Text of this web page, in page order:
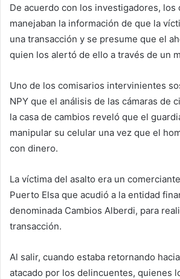
De acuerdo con los investigadores, los
manejaban la información de que la
una transacción y se presume que el
quien los alertó de ello a través de un
Uno de los comisarios intervinientes
NPY que el análisis de las cámaras de
la casa de cambios reveló que el
manipular su celular una vez que el
con dinero.
La víctima del asalto era un
Puerto Elsa que acudió a la entidad
denominada Cambios Alberdi, para
transacción.
Al salir, cuando estaba retornando
atacado por los delincuentes, quienes